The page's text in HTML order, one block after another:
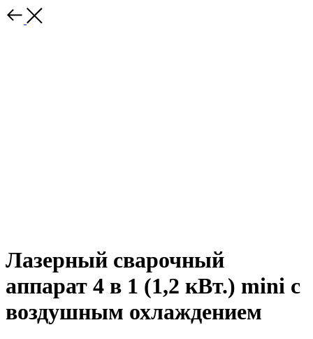
Лазерный сварочный
аппарат 4 в 1 (1,2 кВт.) mini с
воздушным охлаждением